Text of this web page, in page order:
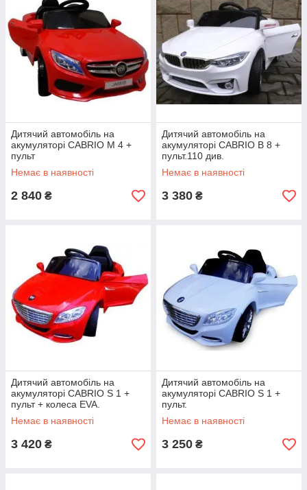
Дитячий автомобіль на
акумуляторі CABRIO M 4 +
пульт
Немає в наявності
2 840 ₴
Дитячий автомобіль на
акумуляторі CABRIO B 8 +
пульт.110 див.
Немає в наявності
3 380 ₴
Дитячий автомобіль на
акумуляторі CABRIO S 1 +
пульт + колеса EVA.
Немає в наявності
3 420 ₴
Дитячий автомобіль на
акумуляторі CABRIO S 1 +
пульт.
Немає в наявності
3 250 ₴